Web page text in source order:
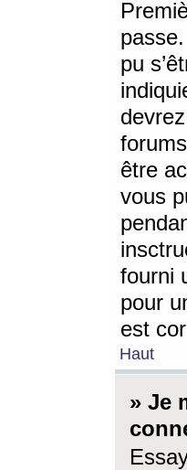
pu
être
vous
fourni
pour
est
Haut
» Je